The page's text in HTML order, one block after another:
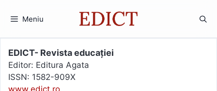
Meniu
EDICT- Revista educației
Editor: Editura Agata
ISSN: 1582-909X
www.edict.ro